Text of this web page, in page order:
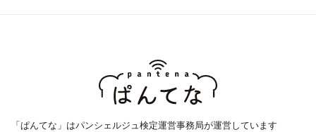
「ぱんてな」はパンシェルジュ検定運営事務局が運営しています